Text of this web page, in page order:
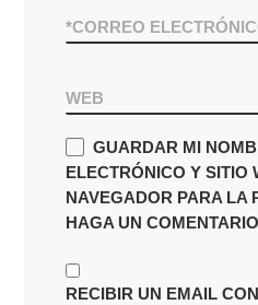
CORREO
*
WEB
GUARDAR MI
ELECTRÓNICO Y SITIO
NAVEGADOR PARA LA
HAGA UN
RECIBIR UN EMAIL